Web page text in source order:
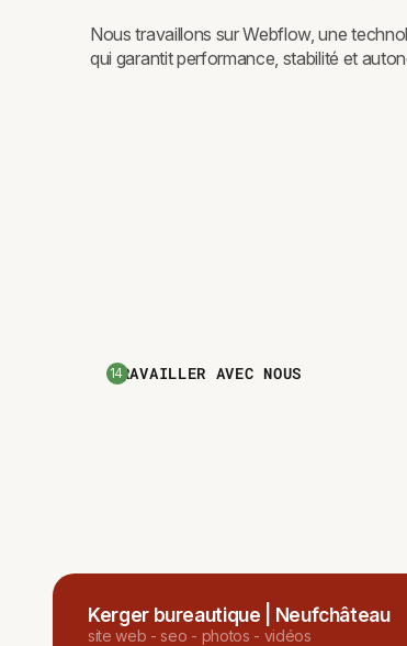
Nous travaillons sur Webflow, une
qui garantit performance, stabilité et
14
TRAVAILLER AVEC NOUS
Kerger bureautique | Neufchâteau
site web - seo - photos - vidéos